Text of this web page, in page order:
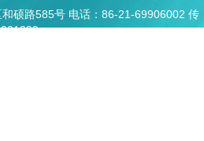
硕路585号 电话：86-21-69906002 传